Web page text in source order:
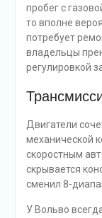
пробег с
то вполне
потребует
владельцы
регулировкой
Двигатели
механической
скоростным
скрывается
сменил 8-
У Вольво